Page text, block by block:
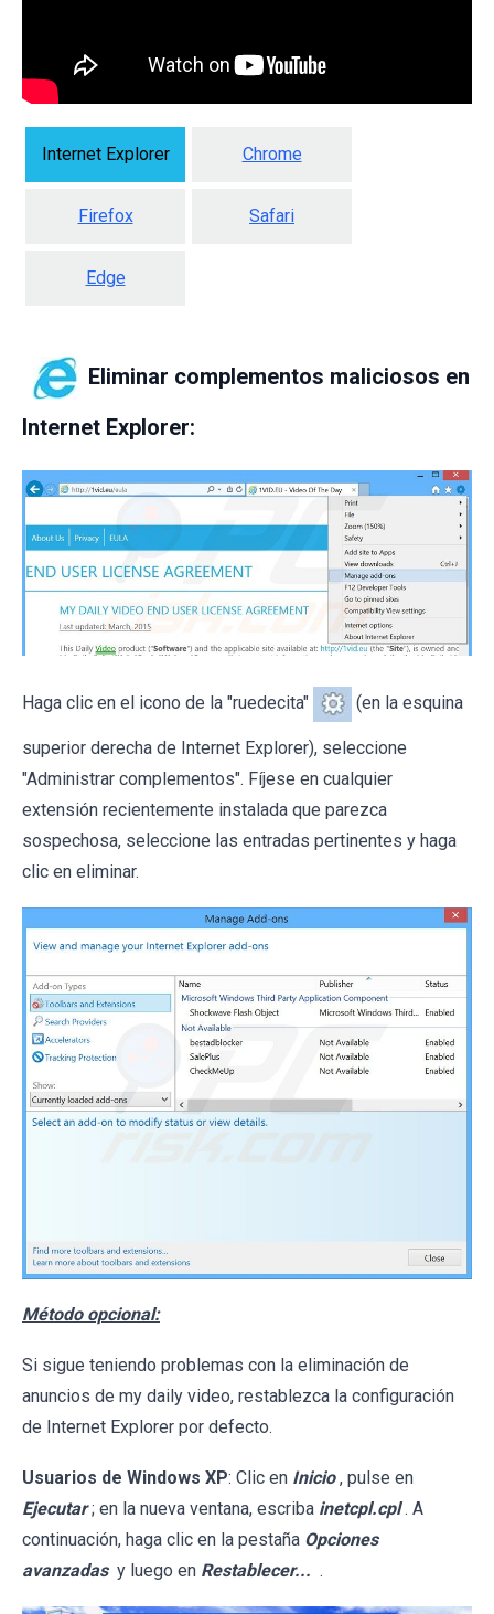
Internet Explorer Chrome
Firefox Safari
Edge
Eliminar complementos maliciosos en
Internet Explorer:
Haga clic en el icono de la "ruedecita" (en la esquina
superior derecha de Internet Explorer), seleccione
"Administrar complementos". Fíjese en cualquier
extensión recientemente instalada que parezca
sospechosa, seleccione las entradas pertinentes y haga
clic en eliminar.
Método opcional:
Si sigue teniendo problemas con la eliminación de
anuncios de my daily video, restablezca la configuración
de Internet Explorer por defecto.
Usuarios de Windows XP: Clic en Inicio , pulse en
Ejecutar ; en la nueva ventana, escriba inetcpl.cpl . A
continuación, haga clic en la pestaña Opciones
avanzadas y luego en Restablecer... .